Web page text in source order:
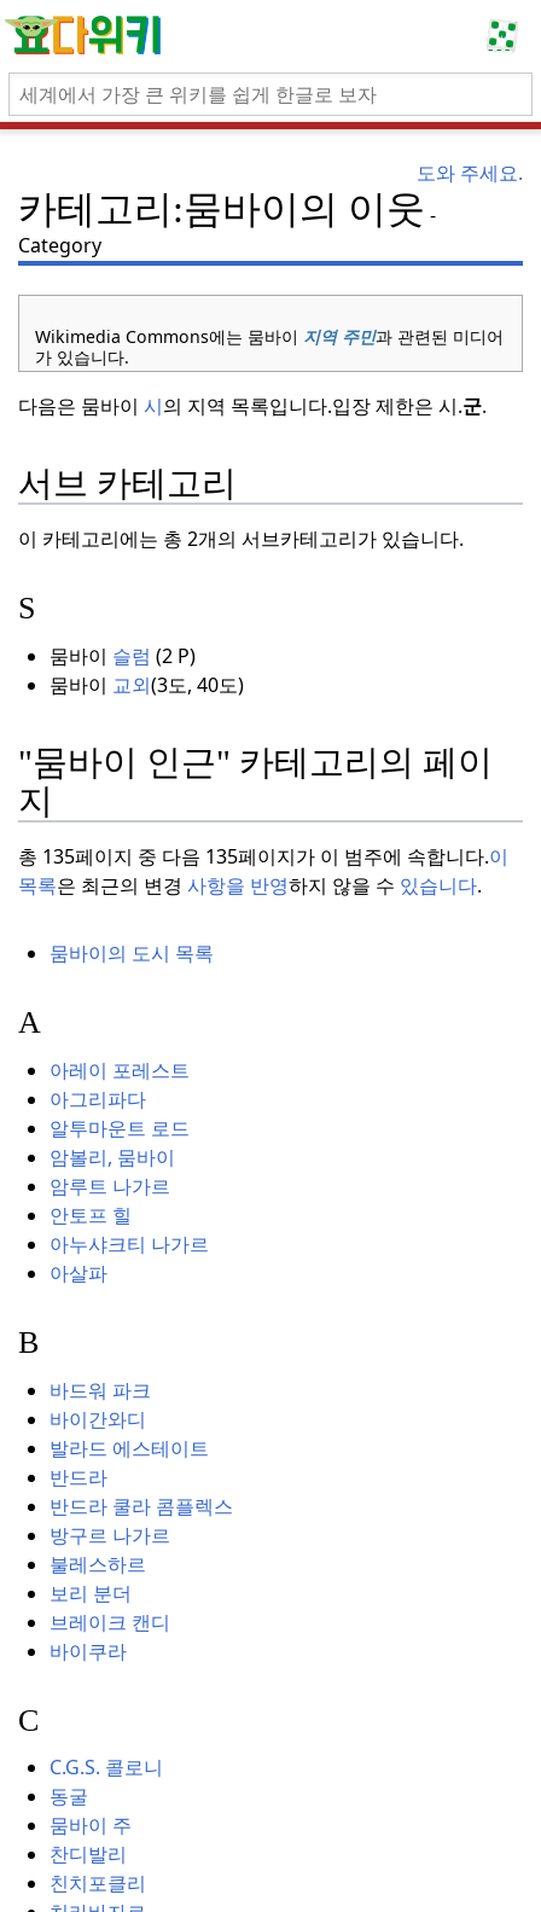
도와 주세요.
카테고리:뭄바이의 이웃
Category
Wikimedia Commons에는 뭄바이 지역 주민과 관련된 미디어
가 있습니다.
다음은 뭄바이 시의 지역 목록입니다.입장 제한은 시.군.
서브 카테고리
이 카테고리에는 총 2개의 서브카테고리가 있습니다.
S
뭄바이 슬럼 (2 P)
뭄바이 교외(3도, 40도)
"뭄바이 인근" 카테고리의 페이
지
총 135페이지 중 다음 135페이지가 이 범주에 속합니다.이
목록은 최근의 변경 사항을 반영하지 않을 수 있습니다.
뭄바이의 도시 목록
A
아레이 포레스트
아그리파다
알투마운트 로드
암볼리, 뭄바이
암루트 나가르
안토프 힐
아누샤크티 나가르
아살파
B
바드워 파크
바이간와디
발라드 에스테이트
반드라
반드라 쿨라 콤플렉스
방구르 나가르
불레스하르
보리 분더
브레이크 캔디
바이쿠라
C
C.G.S. 콜로니
동굴
뭄바이 주
찬디발리
친치포클리